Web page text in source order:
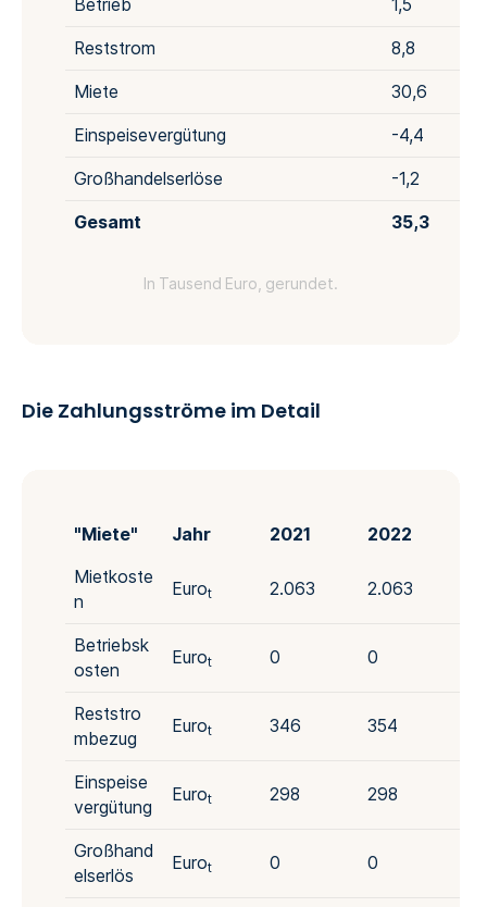
Betrieb 1,5
Reststrom 8,8
Miete 30,6
Einspeisevergütung -4,4
Großhandelserlöse -1,2
Gesamt 35,3
In Tausend Euro, gerundet.
Die Zahlungsströme im Detail
"Miete" Jahr 2021 2022
Mietkoste
n
Eurot 2.063 2.063
Betriebsk
osten
Eurot 0 0
Reststro
mbezug
Eurot 346 354
Einspeise
vergütung
Eurot 298 298
Großhand
elserlös
Eurot 0 0